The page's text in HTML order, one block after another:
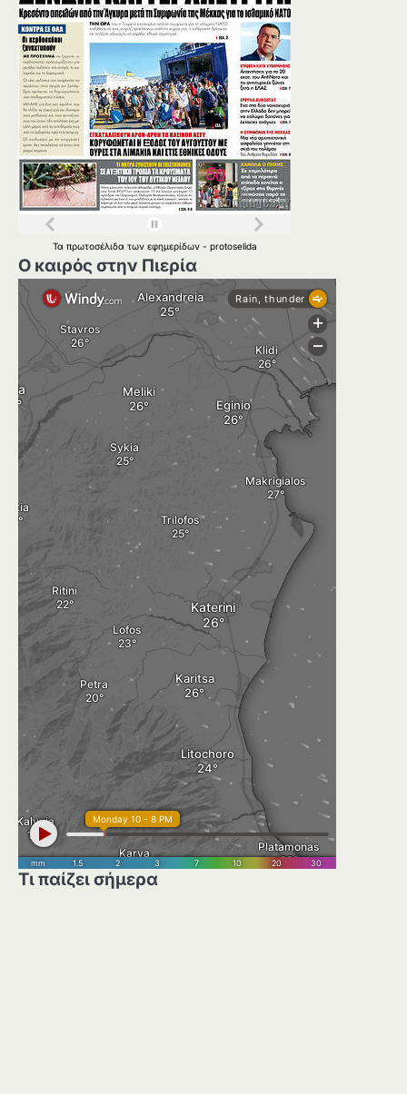
Τα πρωτοσέλιδα των εφημερίδων - protoselida
Ο καιρός στην Πιερία
Τι παίζει σήμερα